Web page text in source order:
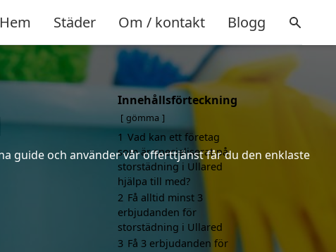
Hem Städer Om / kontakt Blogg
guide och använder vår offerttjänst får du den enklaste
Innehållsförteckning
gömma
1 Vad kan ett företag
som är specialiserat på
storstädning i Ullared
hjälpa till med?
2 Få alltid minst 3
erbjudanden för
storstädning i Ullared
3 Få 3 erbjudanden för